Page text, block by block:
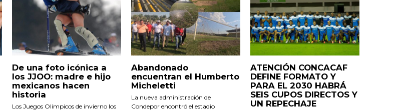
De una foto icónica a
los JJOO: madre e hijo
mexicanos hacen
historia
Los Juegos Olímpicos de invierno los
Abandonado
encuentran el Humberto
Micheletti
La nueva administración de
Condepor encontró el estadio
ATENCIÓN CONCACAF
DEFINE FORMATO Y
PARA EL 2030 HABRÁ
SEIS CUPOS DIRECTOS Y
UN REPECHAJE